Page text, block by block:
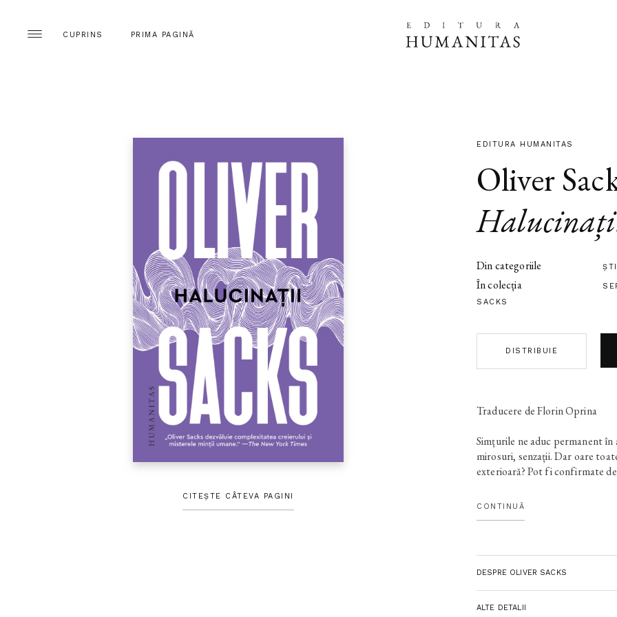
CUPRINS PRIMA PAGINĂ
CITEȘTE CÂTEVA PAGINI
EDITURA HUMANITAS
Oliver
Din categoriile
În colecția
SACKS
DISTRIBUIE
Traducere de Florin Oprina
Simțurile ne aduc permanent în
mirosuri, senzații. Dar oare
exterioară? Pot fi confirmate
creierului nostru? Halucinațiile
unor nebuni. Adesea, ele sunt
Ca tânăr medic în California
interesat personal și
Acestea, împreună cu primele
CONTINUĂ
DESPRE OLIVER SACKS
ALTE DETALII